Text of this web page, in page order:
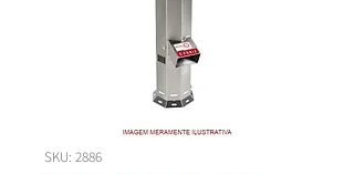
SKU: 2886